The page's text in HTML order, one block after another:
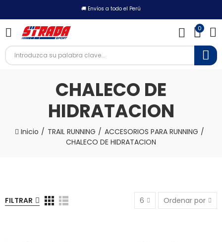
🚚 Envíos a todo el Perú
0
CHALECO DE
HIDRATACION
Inicio TRAIL RUNNING
ACCESORIOS PARA RUNNING
CHALECO DE HIDRATACION
FILTRAR 6 Ordenar por